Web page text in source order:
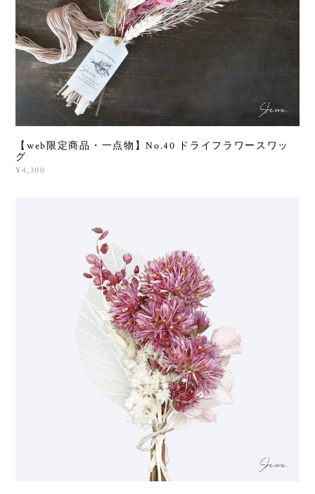
【web限定商品・一点物】No.40 ドライフラワースワッ
グ
¥4,300